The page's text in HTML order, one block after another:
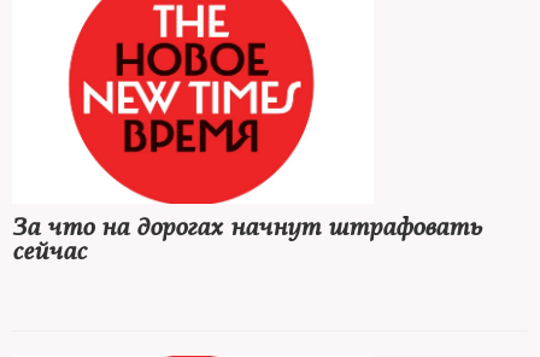
За что на дорогах начнут штрафовать
сейчас